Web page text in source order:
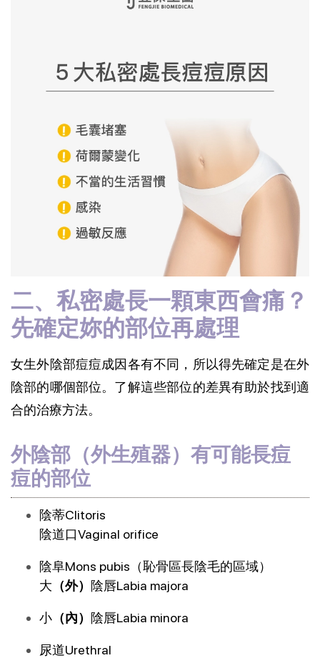
二、私密處長一顆東西會痛？
先確定妳的部位再處理
女生外陰部痘痘成因各有不同，所以得先確定是在外
陰部的哪個部位。了解這些部位的差異有助於找到適
合的治療方法。
外陰部（外生殖器）有可能長痘
痘的部位
陰蒂Clitoris
陰道口Vaginal orifice
陰阜Mons pubis（恥骨區長陰毛的區域）
大 （外） 陰唇Labia majora
小 （內） 陰唇Labia minora
尿道Urethral